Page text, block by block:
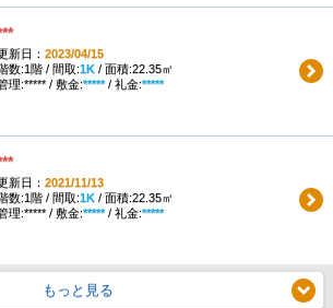
新日： 2023/04/15
数:1階 / 間取:1K/ 面積:22.35㎡
理:***** / 敷金:*****/ 礼金:*****
新日： 2021/11/13
数:1階 / 間取:1K/ 面積:22.35㎡
理:***** / 敷金:*****/ 礼金:*****
もっと見る